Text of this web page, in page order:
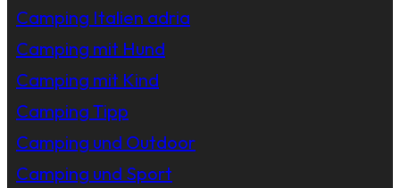
Camping Italien adria
Camping mit Hund
Camping mit Kind
Camping Tipp
Camping und Outdoor
Camping und Sport